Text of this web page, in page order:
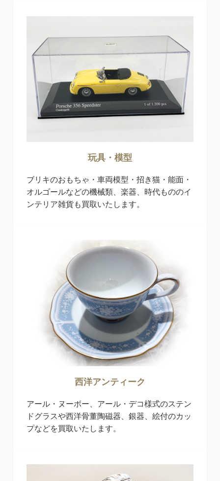
玩具・模型
ブリキのおもちゃ・車両模型・招き猫・能面・
オルゴールなどの機械類、楽器、時代もののイ
ンテリア雑貨も買取いたします。
西洋アンティーク
アール・ヌーボー、アール・デコ様式のステン
ドグラスや西洋骨董陶磁器、銀器、絵付のカッ
プなどを買取いたします。